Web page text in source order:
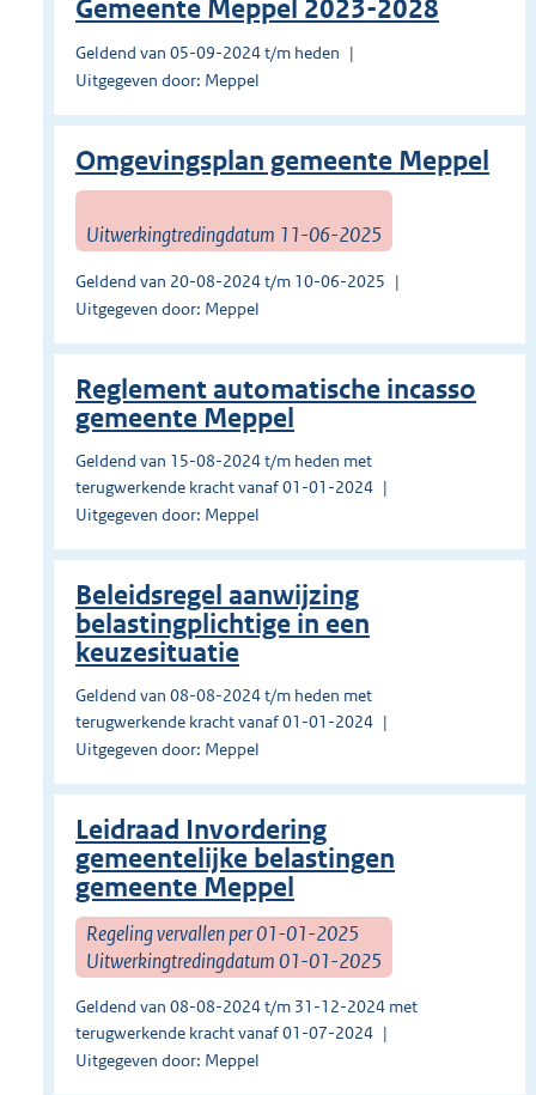
Gemeente Meppel 2023-2028
Geldend van 05-09-2024 t/m heden
Uitgegeven door: Meppel
Omgevingsplan gemeente Meppel
Uitwerkingtredingdatum 11-06-2025
Geldend van 20-08-2024 t/m 10-06-2025
Uitgegeven door: Meppel
Reglement automatische incasso
gemeente Meppel
Geldend van 15-08-2024 t/m heden met
terugwerkende kracht vanaf 01-01-2024
Uitgegeven door: Meppel
Beleidsregel aanwijzing
belastingplichtige in een
keuzesituatie
Geldend van 08-08-2024 t/m heden met
terugwerkende kracht vanaf 01-01-2024
Uitgegeven door: Meppel
Leidraad Invordering
gemeentelijke belastingen
gemeente Meppel
Regeling vervallen per 01-01-2025
Uitwerkingtredingdatum 01-01-2025
Geldend van 08-08-2024 t/m 31-12-2024 met
terugwerkende kracht vanaf 01-07-2024
Uitgegeven door: Meppel